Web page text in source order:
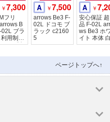
￥7,300
フリ
B
02L ブラ
利用制限
版
A ￥7,500
arrows Be3 F-
02L ドコモ ブ
ラック c2160
5
A ￥
安心保証
品 F-02L
ws Be3 ホ
イト 本体
ム
ページトップへ↑